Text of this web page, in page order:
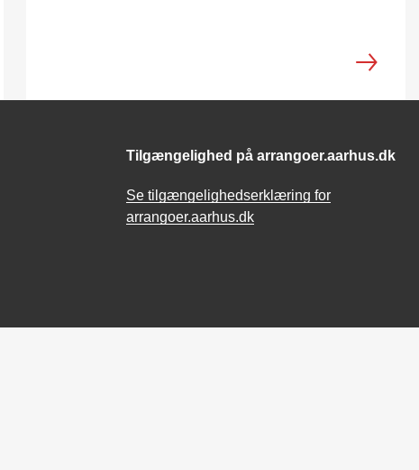
Tilgængelighed på arrangoer.aarhus.dk
Se tilgængelighedserklæring for
arrangoer.aarhus.dk